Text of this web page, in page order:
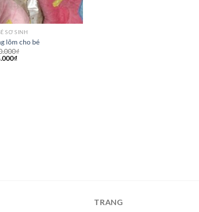
SƠ SINH
lõm cho bé
₫
₫
TRANG